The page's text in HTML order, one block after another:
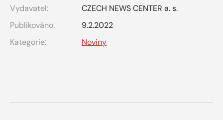
Vydavatel:
CZECH NEWS CENTER a. s.
Publikováno:
9.2.2022
Kategorie:
Noviny